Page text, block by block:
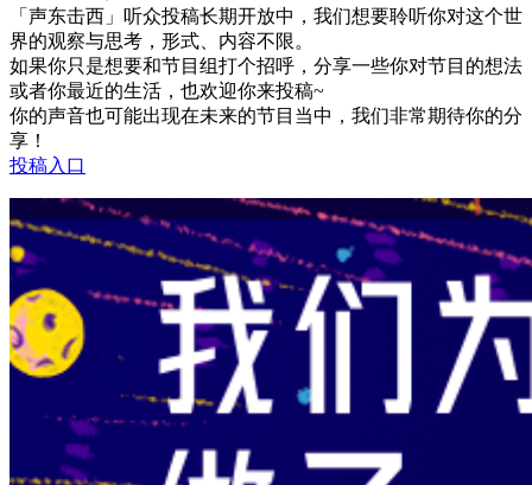
「声东击西」听众投稿长期开放中，我们想要聆听你对这个世
界的观察与思考，形式、内容不限。
如果你只是想要和节目组打个招呼，分享一些你对节目的想法
或者你最近的生活，也欢迎你来投稿~
你的声音也可能出现在未来的节目当中，我们非常期待你的分
享！
投稿入口